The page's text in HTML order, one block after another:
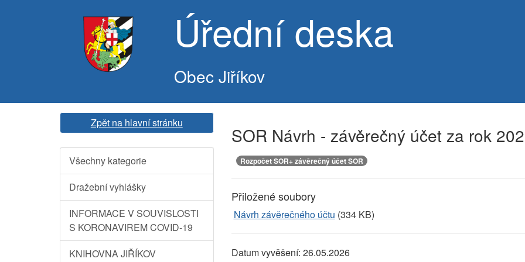
Úřední deska
Obec Jiříkov
Zpět na hlavní stránku
Všechny kategorie
Dražební vyhlášky
INFORMACE V SOUVISLOSTI
S KORONAVIREM COVID-19
KNIHOVNA JIŘÍKOV
SOR Návrh - závěrečný účet za rok
Rozpočet SOR+ závěrečný účet SOR
Přiložené soubory
Návrh závěrečného účtu (334 KB)
Datum vyvěšení: 26.05.2026